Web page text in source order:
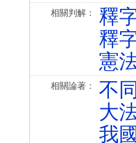
相關判解：
釋
釋
憲
相關論著：
不
大
我